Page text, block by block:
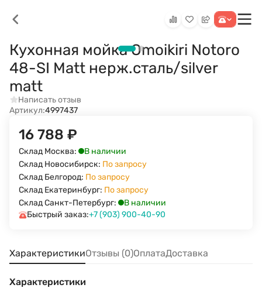
Кухонная мойка Omoikiri Notoro
48-SI Matt нерж.сталь/silver
matt
Написать отзыв
Артикул:4997437
16 788 ₽
Склад Москва:
В наличии
Склад Новосибирск: По запросу
Склад Белгород: По запросу
Склад Екатеринбург: По запросу
Склад Санкт-Петербург:
В наличии
Быстрый заказ:+7 (903) 900-40-90
ХарактеристикиОтзывы (0)ОплатаДоставка
Характеристики